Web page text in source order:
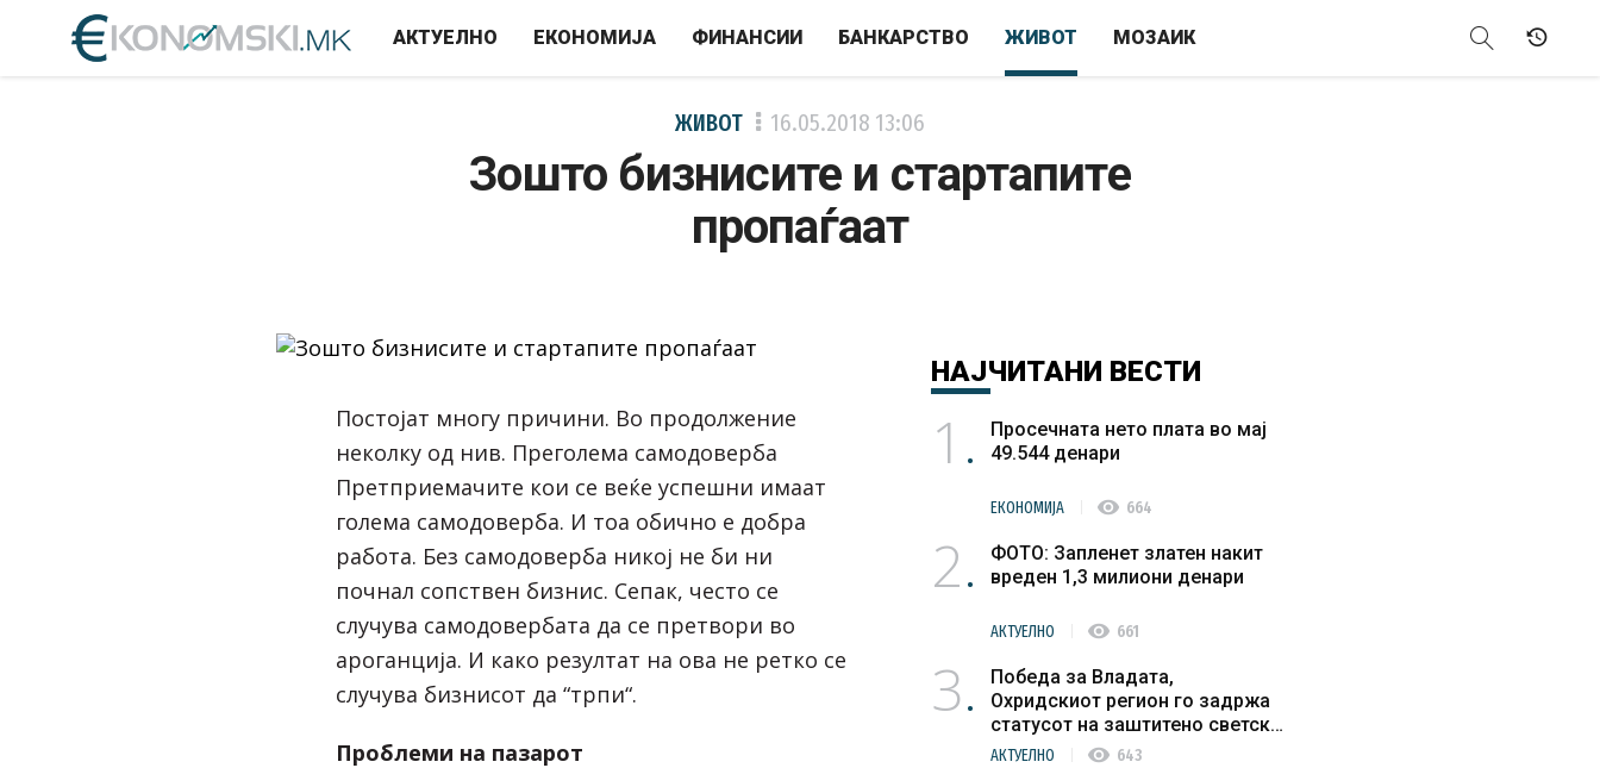
АКТУЕЛНО ЕКОНОМИЈА ФИНАНСИИ БАНКАРСТВО ЖИВОТ МОЗАИК
ЖИВОТ 16.05.2018 13:06
Зошто бизнисите и стартапите
пропаѓаат
Постојат многу причини. Во продолжение
неколку од нив. Преголема самодоверба
Претприемачите кои се веќе успешни имаат
голема самодоверба. И тоа обично е добра
работа. Без самодоверба никој не би ни
почнал сопствен бизнис. Сепак, често се
случува самодовербата да се претвори во
ароганција. И како резултат на ова не ретко се
случува бизнисот да “трпи“.
Проблеми на пазарот
НАЈЧИТАНИ ВЕСТИ
1
Просечната нето плата во мај
49.544 денари
ЕКОНОМИЈА visibility 664
2
ФОТО: Запленет златен накит
вреден 1,3 милиони денари
АКТУЕЛНО visibility 661
3
Победа за Владата,
Охридскиот регион го задржа
статусот на заштитено светско
културно наследство
АКТУЕЛНО visibility 643